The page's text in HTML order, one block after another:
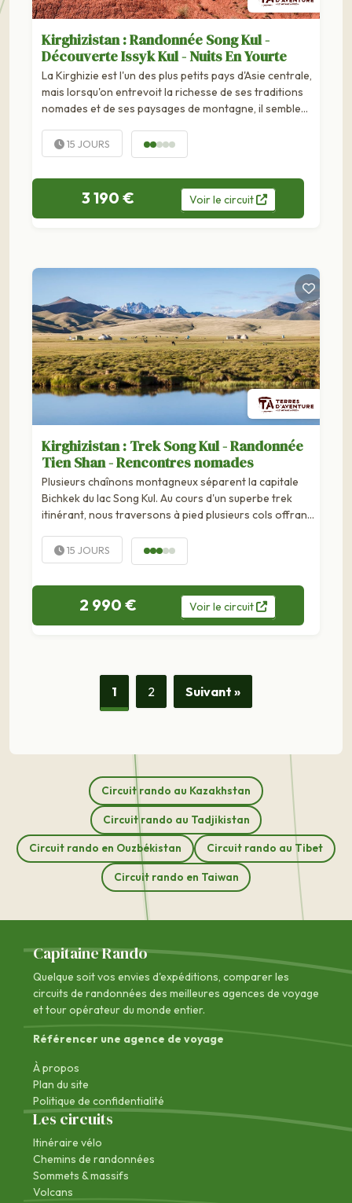
Kirghizistan : Randonnée Song Kul -
Découverte Issyk Kul - Nuits En Yourte
La Kirghizie est l'un des plus petits pays d'Asie centrale,
mais lorsqu'on entrevoit la richesse de ses traditions
nomades et de ses paysages de montagne, il semble
de... 15 JOURS
3 190 € Voirle circuit
Kirghizistan : Trek Song Kul - Randonnée
Tien Shan - Rencontres nomades
Plusieurs chaînons montagneux séparent la capitale
Bichkek du lac Song Kul. Au cours d'un superbe trek
itinérant, nous traversons à pied plusieurs cols offrant
15 JOURS
2 990 € Voirle circuit
1 2 Suivant »
Circuit rando au Kazakhstan
Circuit rando au Tadjikistan
Circuit rando en Ouzbékistan Circuit rando au Tibet
Circuit rando en Taiwan
Capitaine Rando
Quelque soit vos envies d'expéditions, comparer les
circuits de randonnées des meilleures agences de voyage
et tour opérateur du monde entier.
Référencer une agence de voyage
À propos
Plan du site
Politique de confidentialité
Les circuits
Itinéraire vélo
Chemins de randonnées
Sommets & massifs
Volcans